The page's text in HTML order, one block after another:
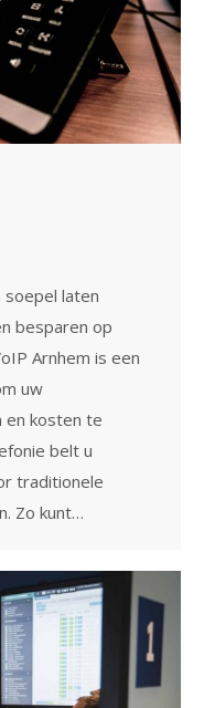
soepel laten
besparen op
Arnhem is een
uw
en kosten te
belt u
traditionele
Zo kunt…